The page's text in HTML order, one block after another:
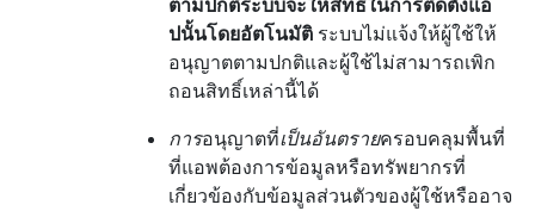
ตามปกติระบบจะให้สิทธิ์ในการติดตั้งแอ
ปนั้นโดยอัตโนมัติ ระบบไม่แจ้งให้ผู้ใช้ให้
อนุญาตตามปกติและผู้ใช้ไม่สามารถเพิก
ถอนสิทธิ์เหล่านี้ได้
การอนุญาตที่เป็นอันตรายครอบคลุมพื้นที่
ที่แอพต้องการข้อมูลหรือทรัพยากรที่
เกี่ยวข้องกับข้อมูลส่วนตัวของผู้ใช้หรืออาจ